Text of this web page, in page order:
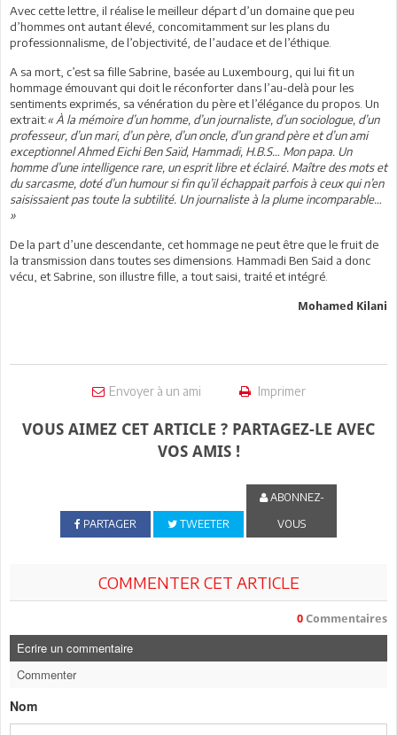
Avec cette lettre, il réalise le meilleur départ d’un domaine que peu
d’hommes ont autant élevé, concomitamment sur les plans du
professionnalisme, de l’objectivité, de l’audace et de l’éthique.
A sa mort, c’est sa fille Sabrine, basée au Luxembourg, qui lui fit un
hommage émouvant qui doit le réconforter dans l’au-delà pour les
sentiments exprimés, sa vénération du père et l’élégance du propos. Un
extrait:« À la mémoire d’un homme, d’un journaliste, d’un sociologue, d’un
professeur, d’un mari, d’un père, d’un oncle, d’un grand père et d’un ami
exceptionnel Ahmed Eichi Ben Saïd, Hammadi, H.B.S… Mon papa. Un
homme d’une intelligence rare, un esprit libre et éclairé. Maître des mots et
du sarcasme, doté d’un humour si fin qu’il échappait parfois à ceux qui n’en
saisissaient pas toute la subtilité. Un journaliste à la plume incomparable…
»
De la part d’une descendante, cet hommage ne peut être que le fruit de
la transmission dans toutes ses dimensions. Hammadi Ben Said a donc
vécu, et Sabrine, son illustre fille, a tout saisi, traité et intégré.
Mohamed Kilani
Envoyer à un ami Imprimer
VOUS AIMEZ CET ARTICLE ? PARTAGEZ-LE AVEC
VOS AMIS !
PARTAGER TWEETER
ABONNEZ-
VOUS
COMMENTER CET ARTICLE
0 Commentaires
Ecrire un commentaire
Commenter
Nom